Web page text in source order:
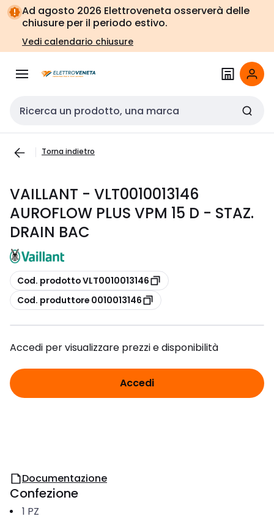
Vai alla
navigazione
Vai
alla
pagina
Ad agosto 2026 Elettroveneta osserverà delle
chiusure per il periodo estivo.
Vedi calendario chiusure
Cerca input
Torna indietro
VAILLANT - VLT0010013146
AUROFLOW PLUS VPM 15 D - STAZ.
DRAIN BAC
copia
Cod. prodotto VLT0010013146
copia
Cod. produttore 0010013146
Accedi per visualizzare prezzi e disponibilità
Accedi
Documentazione
Confezione
1 PZ